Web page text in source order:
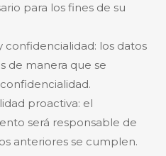
para los fines de su
confidencialidad: los datos
de manera que se
proactiva: el
será responsable de
anteriores se cumplen.